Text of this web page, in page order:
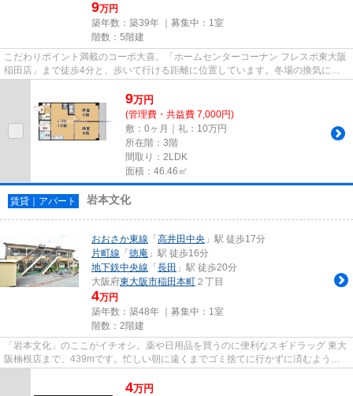
9万円
築年数：築39年 ｜募集中： 1室
階数：5階建
こだわりポイント満載のコーポ大喜。「ホームセンターコーナン フレスポ東大阪
稲田店」まで徒歩4分と、歩いて行ける距離に位置しています。冬場の換気にも
適した、風通しの良い湿気が...
9万円
(管理費・共益費 7,000円)
敷：0ヶ月｜礼：10万円
所在階：3階
間取り：2LDK
面積：46.46㎡
賃貸｜アパート 岩本文化
おおさか東線 「高井田中央 」駅 徒歩17分
片町線 「徳庵 」駅 徒歩16分
地下鉄中央線 「長田 」駅 徒歩20分
大阪府東大阪市稲田本町 ２丁目
4万円
築年数：築48年 ｜募集中： 1室
階数：2階建
「岩本文化」のここがイチオシ。薬や日用品を買うのに便利なスギドラッグ 東大
阪楠根店まで、439mです。忙しい朝に遠くまでゴミ捨てに行かずに済むよう
に、共用部にゴミ置き場が付いて...
4万円